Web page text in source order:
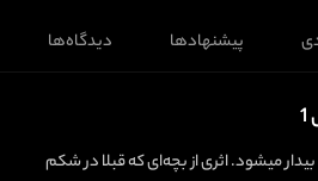
پیشنهادها دیدگاه‌ها
میشود. اثری از بچه‌ای که قبلا در شکم